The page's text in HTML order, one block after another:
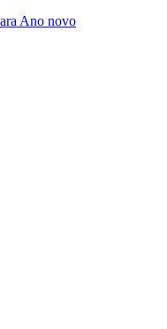
Ano novo